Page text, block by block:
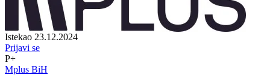
Istekao 23.12.2024
Prijavi se
P+
Mplus BiH